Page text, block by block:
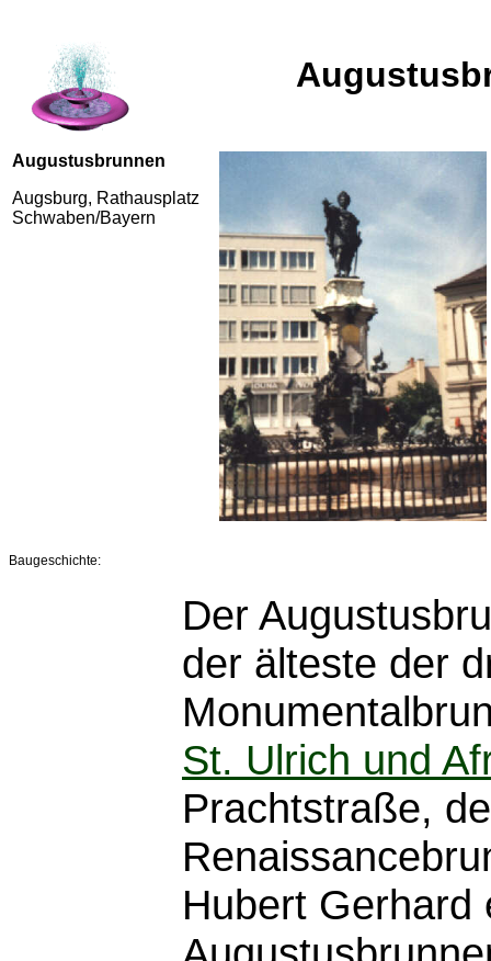
Augustusbrunnen
Augsburg, Rathausplatz
Schwaben/Bayern
Baugeschichte:
Der
der älteste der
St. Ulrich und
Prachtstraße,
Hubert Gerhard